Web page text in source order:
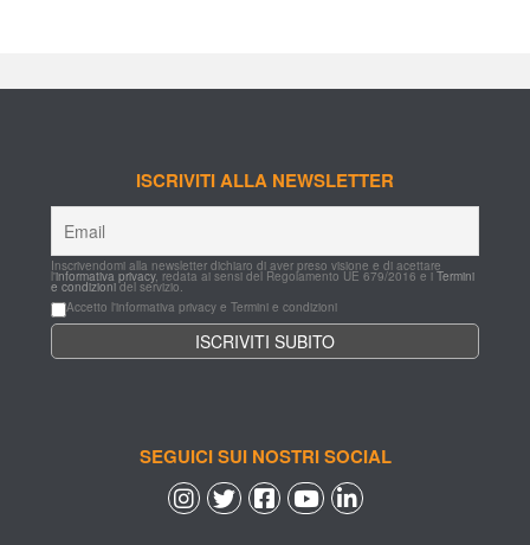
ISCRIVITI ALLA NEWSLETTER
Inscrivendomi alla newsletter dichiaro di aver preso visione e di acettare
l'informativa privacy, redata ai sensi del Regolamento UE 679/2016 e i Termini
e condizioni del servizio.
Accetto l'informativa privacy e Termini e condizioni
SEGUICI SUI NOSTRI SOCIAL